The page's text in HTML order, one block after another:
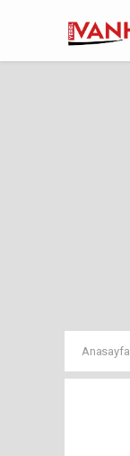
Anasayfa